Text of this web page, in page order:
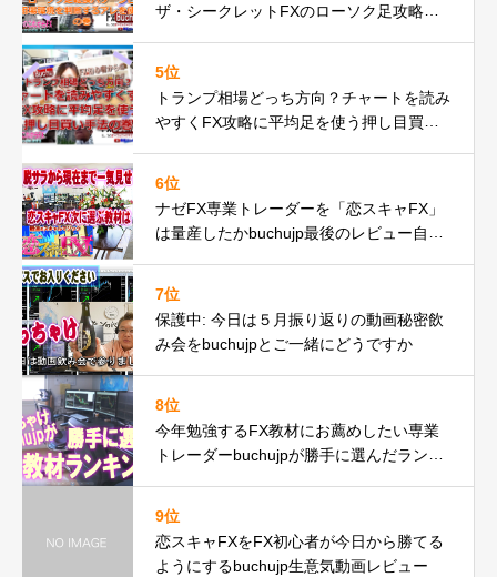
ザ・シークレットFXのローソク足攻略の
5位
トランプ相場どっち方向？チャートを読み
やすくFX攻略に平均足を使う押し目買い
6位
ナゼFX専業トレーダーを「恋スキャFX」
は量産したかbuchujp最後のレビュー自分
7位
保護中: 今日は５月振り返りの動画秘密飲
み会をbuchujpとご一緒にどうですか
8位
今年勉強するFX教材にお薦めしたい専業
トレーダーbuchujpが勝手に選んだランキ
9位
恋スキャFXをFX初心者が今日から勝てる
ようにするbuchujp生意気動画レビュー